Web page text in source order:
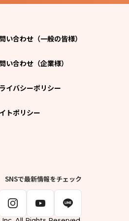
い合わせ（一般の皆様）
い合わせ（企業様）
イバシーポリシー
トポリシー
SNSで最新情報をチェック